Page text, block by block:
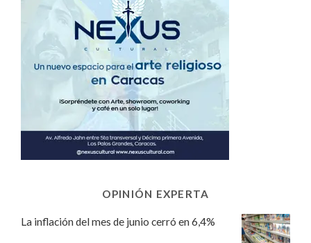
OPINIÓN EXPERTA
La inflación del mes de junio cerró en 6,4%